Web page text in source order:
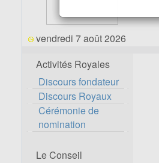
vendredi 7 août 2026
Activités Royales
Discours fondateur
Discours Royaux
Cérémonie de
nomination
Le Conseil